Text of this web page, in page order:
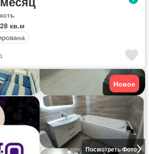
28 кв.м
Посмотреть Фото
Новое